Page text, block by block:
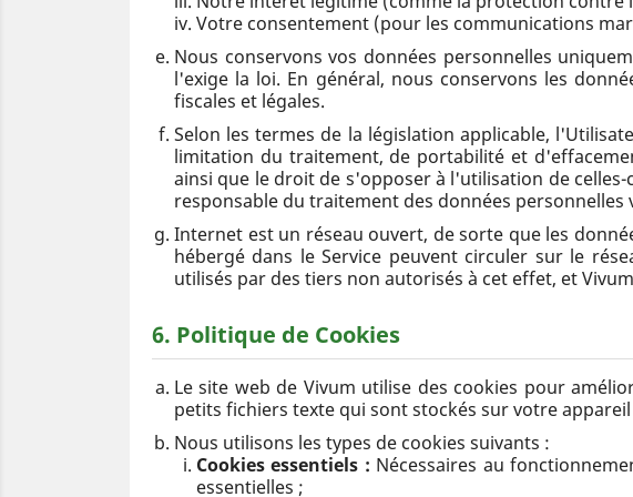
Votre consentement (pour les communications
Nous conservons vos données personnelles
l'exige la loi. En général, nous conservons les
fiscales et légales.
Selon les termes de la législation applicable,
limitation du traitement, de portabilité et
ainsi que le droit de s'opposer à l'utilisation de
responsable du traitement des données personnelles
Internet est un réseau ouvert, de sorte que les
hébergé dans le Service peuvent circuler sur le
utilisés par des tiers non autorisés à cet effet, et
6. Politique de Cookies
Le site web de Vivum utilise des cookies pour
petits fichiers texte qui sont stockés sur votre
Nous utilisons les types de cookies suivants :
Cookies essentiels : Nécessaires au
essentielles ;